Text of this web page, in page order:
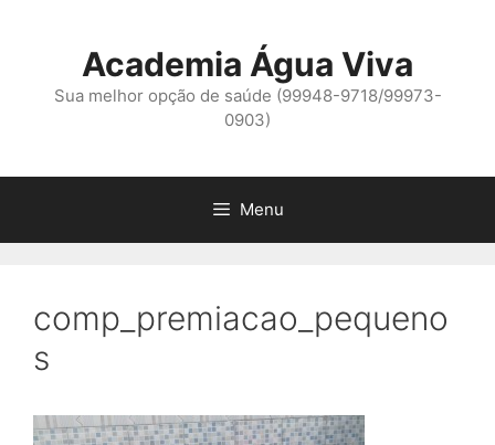
conteúdo
Academia Água Viva
Sua melhor opção de saúde (99948-9718/99973-
0903)
Menu
comp_premiacao_pequeno
s